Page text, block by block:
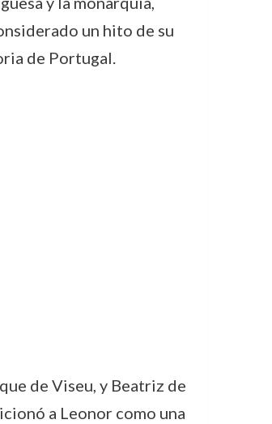
un hito de su
de Portugal.
de Viseu, y Beatriz de
a Leonor como una